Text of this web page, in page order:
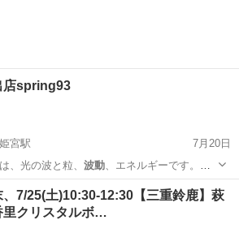
店spring93
宮駅
7月20日
、光の波と粒、 波動、エネルギーです。太
その他
、7/25(土)10:30-12:30【三重鈴鹿】萩
里クリスタルボ…